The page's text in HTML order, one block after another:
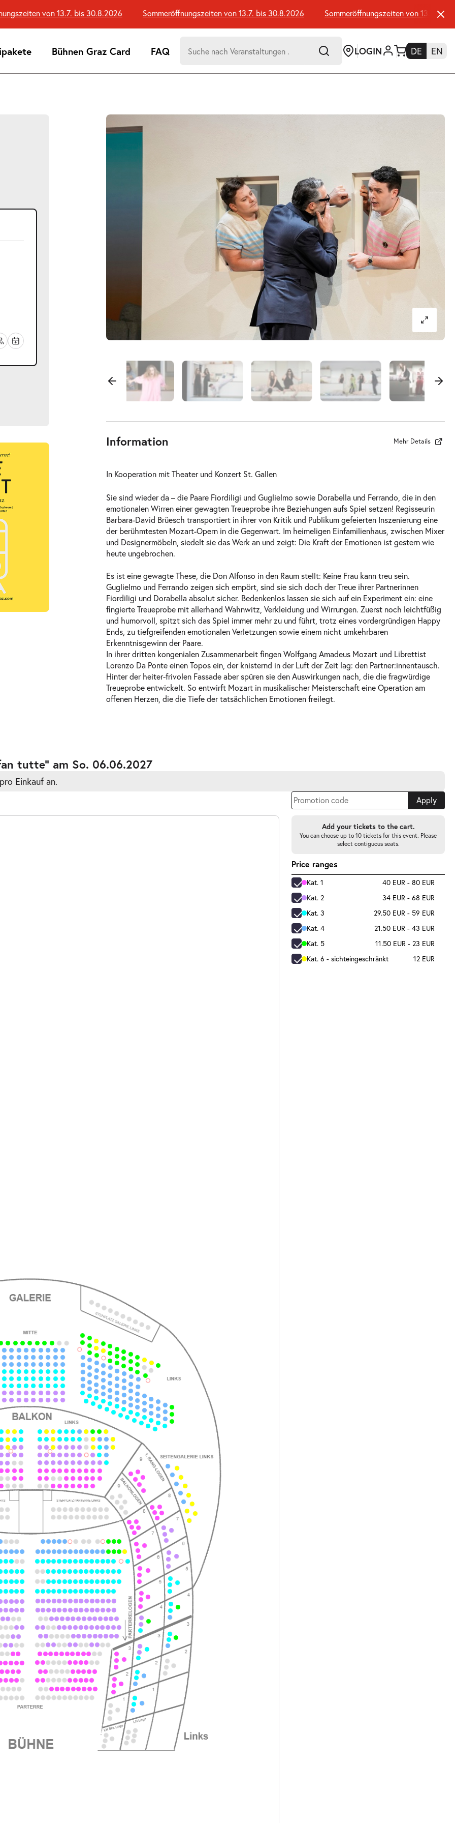
von 13.7. bis 30.8.2026 Sommeröffnungszeiten von 13.7. bis 30.8.2026 Sommeröffnungszeiten von 13.7. bis
Bühnen Graz Card FAQ
nach:
Anspringen
LOGIN DE EN
Bildergalerie
überspringen
Information Mehr Details
In Kooperation mit Theater und Konzert St. Gallen
Sie sind wieder da – die Paare Fiordiligi und Guglielmo sowie Dorabella und Ferrando, die in den
emotionalen Wirren einer gewagten Treueprobe ihre Beziehungen aufs Spiel setzen! Regisseurin
Barbara-David Brüesch transportiert in ihrer von Kritik und Publikum gefeierten Inszenierung eine
der berühmtesten Mozart-Opern in die Gegenwart. Im heimeligen Einfamilienhaus, zwischen Mixer
und Designermöbeln, siedelt sie das Werk an und zeigt: Die Kraft der Emotionen ist gestern wie
heute ungebrochen.
Es ist eine gewagte These, die Don Alfonso in den Raum stellt: Keine Frau kann treu sein.
Guglielmo und Ferrando zeigen sich empört, sind sie sich doch der Treue ihrer Partnerinnen
Fiordiligi und Dorabella absolut sicher. Bedenkenlos lassen sie sich auf ein Experiment ein: eine
fingierte Treueprobe mit allerhand Wahnwitz, Verkleidung und Wirrungen. Zuerst noch leichtfüßig
und humorvoll, spitzt sich das Spiel immer mehr zu und führt, trotz eines vordergründigen Happy
Ends, zu tiefgreifenden emotionalen Verletzungen sowie einem nicht umkehrbaren
Erkenntnisgewinn der Paare.
In ihrer dritten kongenialen Zusammenarbeit fingen Wolfgang Amadeus Mozart und Librettist
Lorenzo Da Ponte einen Topos ein, der knisternd in der Luft der Zeit lag: den Partner:innentausch.
Hinter der heiter-frivolen Fassade aber spüren sie den Auswirkungen nach, die die fragwürdige
Treueprobe entwickelt. So entwirft Mozart in musikalischer Meisterschaft eine Operation am
offenen Herzen, die die Tiefe der tatsächlichen Emotionen freilegt.
tutte” am So. 06.06.2027
Einkauf an.
Apply
Add your tickets to the cart.
You can choose up to 10 tickets for this event. Please
select contiguous seats.
Price ranges
Kat. 1
40 EUR - 80 EUR
Kat. 2
34 EUR - 68 EUR
Kat. 3
29.50 EUR - 59 EUR
Kat. 4
21.50 EUR - 43 EUR
Kat. 5
11.50 EUR - 23 EUR
Kat. 6 - sichteingeschränkt
12 EUR